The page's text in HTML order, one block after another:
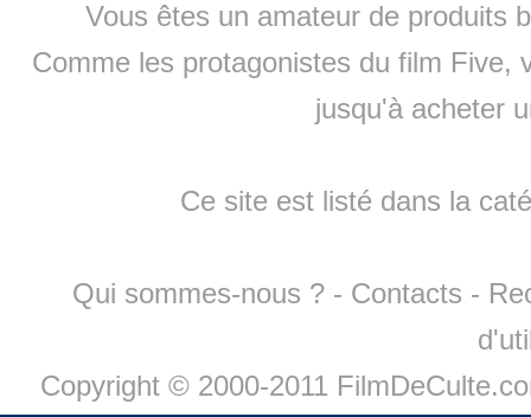
Vous êtes un amateur de produits
Comme les protagonistes du film Five,
jusqu'à acheter
Ce site est listé dans la
Qui sommes-nous ? - Contacts -
Copyright © 2000-2011